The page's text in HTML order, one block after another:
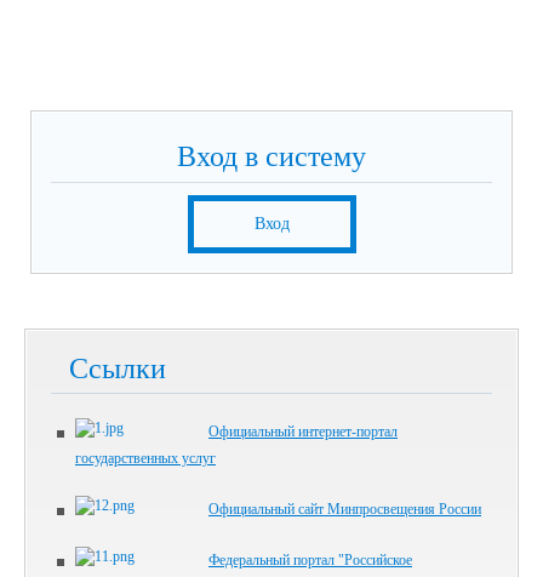
Вход в систему
Вход
Ссылки
Официальный интернет-портал
государственных услуг
Официальный сайт Минпросвещения России
Федеральный портал "Российское